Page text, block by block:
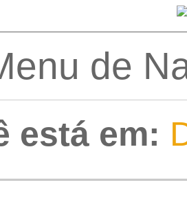
está em: